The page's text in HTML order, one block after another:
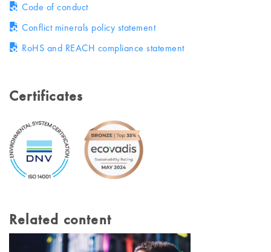
Code of conduct
Conflict minerals policy statement
RoHS and REACH compliance statement
Certificates
Related content